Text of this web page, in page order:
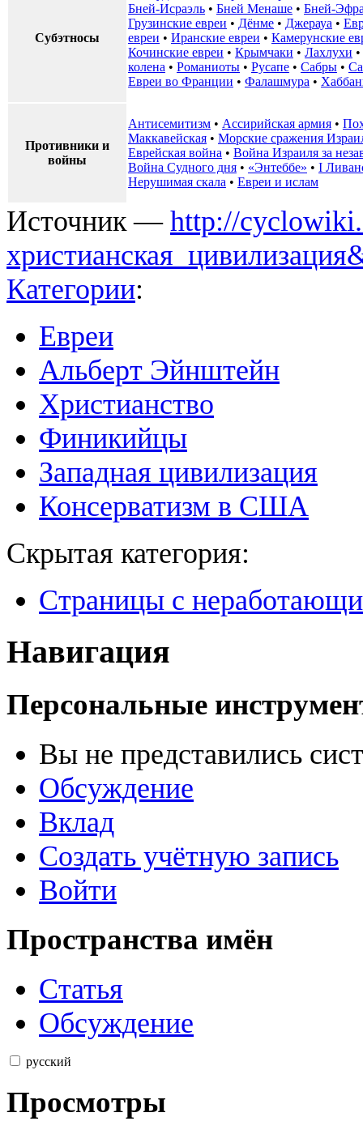
Субэтносы
Бней-Исраэль • Бней Менаше • Бней-
Грузинские евреи • Дёнме • Джерауа •
евреи • Иранские евреи • Камерунские
Кочинские евреи • Крымчаки • Лахлухи •
колена • Романиоты • Русапе • Сабры •
Евреи во Франции • Фалашмура •
Противники и
войны
Антисемитизм • Ассирийская армия •
Маккавейская • Морские сражения
Еврейская война • Война Израиля за
Война Судного дня • «Энтеббе» • I
Нерушимая скала • Евреи и ислам
Источник — http://
Категории:
Евреи
Альберт Эйнштейн
Христианство
Финикийцы
Западная цивилизация
Консерватизм в США
Скрытая категория:
Страницы с
Навигация
Персональные
Вы не представились
Обсуждение
Вклад
Создать учётную запись
Войти
Пространства имён
Статья
Обсуждение
русский
Просмотры